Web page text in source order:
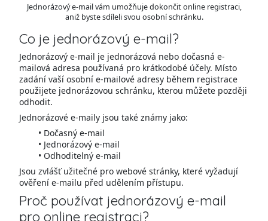
Jednorázový e-mail vám umožňuje dokončit online registraci,
aniž byste sdíleli svou osobní schránku.
Co je jednorázový e-mail?
Jednorázový e-mail je jednorázová nebo dočasná e-
mailová adresa používaná pro krátkodobé účely. Místo
zadání vaší osobní e-mailové adresy během registrace
použijete jednorázovou schránku, kterou můžete později
odhodit.
Jednorázové e-maily jsou také známy jako:
Dočasný e-mail
Jednorázový e-mail
Odhoditelný e-mail
Jsou zvlášť užitečné pro webové stránky, které vyžadují
ověření e-mailu před udělením přístupu.
Proč používat jednorázový e-mail
pro online registraci?